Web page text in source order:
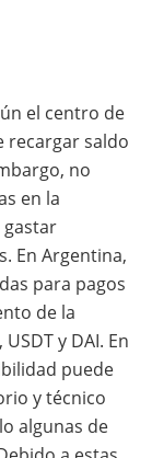
el centro de
recargar saldo
no
en la
En Argentina,
para pagos
de la
y DAI. En
puede
y técnico
algunas de